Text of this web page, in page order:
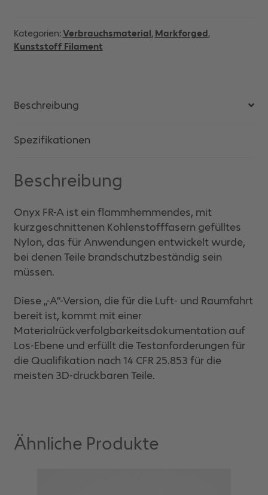
Kategorien:Verbrauchsmaterial, Markforged,
Kunststoff Filament
Beschreibung
Spezifikationen
Beschreibung
Onyx FR-A ist ein flammhemmendes, mit
kurzgeschnittenen Kohlenstofffasern gefülltes
Nylon, das für Anwendungen entwickelt wurde,
bei denen Teile brandschutzbeständig sein
müssen.
Diese „-A“-Version, die für die Luft- und Raumfahrt
bereit ist, kommt mit einer
Materialrückverfolgbarkeitsdokumentation auf
Los-Ebene und erfüllt die Testanforderungen für
die Qualifikation nach 14 CFR 25.853 für die
meisten 3D-druckbaren Teile.
Ähnliche Produkte